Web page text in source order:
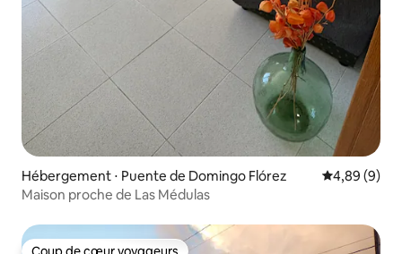
Hébergement ⋅ Puente de Domingo Flórez Évaluation
4,89 (9)
Maison proche de Las Médulas